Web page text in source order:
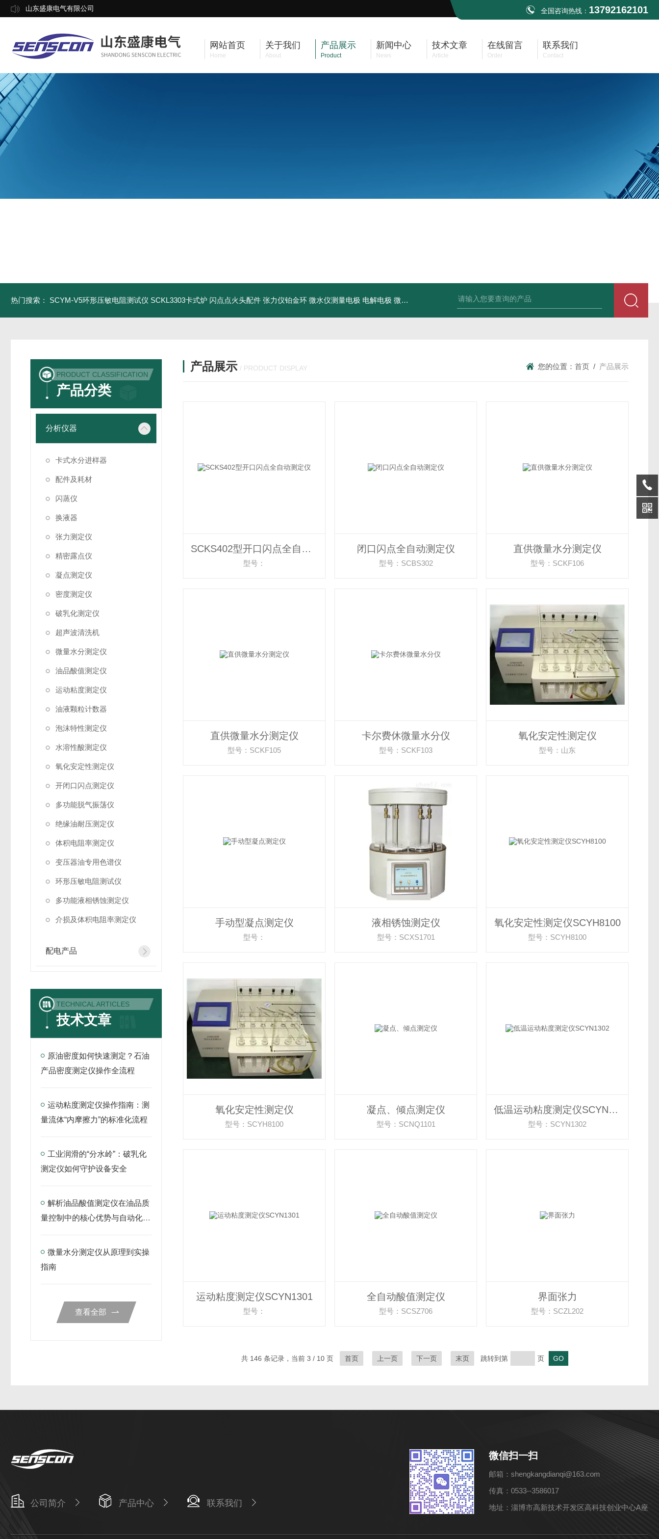
山东盛康电气有限公司 全国咨询热线： 13792162101
网站首页
Home
关于我们
About
产品展示
Product
新闻中心
News
技术文章
Article
在线留言
Order
联系我们
Contact
热门搜索： SCYM-V5环形压敏电阻测试仪 SCKL3303卡式炉 闪点点火头配件 张力仪铂金环 微水仪测量电极 电解电极 微水仪干燥管 张力测定仪样品杯玻璃杯 酸值测定仪中和液萃取液 微水仪电解液
PRODUCT CLASSIFICATION
产品分类
分析仪器
卡式水分进样器
配件及耗材
闪蒸仪
换液器
张力测定仪
精密露点仪
凝点测定仪
密度测定仪
破乳化测定仪
超声波清洗机
微量水分测定仪
油品酸值测定仪
运动粘度测定仪
油液颗粒计数器
泡沫特性测定仪
水溶性酸测定仪
氧化安定性测定仪
开闭口闪点测定仪
多功能脱气振荡仪
绝缘油耐压测定仪
体积电阻率测定仪
变压器油专用色谱仪
环形压敏电阻测试仪
多功能液相锈蚀测定仪
介损及体积电阻率测定仪
配电产品
TECHNICAL ARTICLES
技术文章
原油密度如何快速测定？石油
产品密度测定仪操作全流程
运动粘度测定仪操作指南：测
量流体“内摩擦力”的标准化流程
工业润滑的“分水岭”：破乳化
测定仪如何守护设备安全
解析油品酸值测定仪在油品质
量控制中的核心优势与自动化操
微量水分测定仪从原理到实操
指南
查看全部
产品展示 / PRODUCT DISPLAY 您的位置： 首页 / 产品展示
SCKS402型开口闪点全自动测定仪
型号：
闭口闪点全自动测定仪
型号：SCBS302
直供微量水分测定仪
型号：SCKF106
直供微量水分测定仪
型号：SCKF105
卡尔费休微量水分仪
型号：SCKF103
氧化安定性测定仪
型号：山东
手动型凝点测定仪
型号：
液相锈蚀测定仪
型号：SCXS1701
氧化安定性测定仪SCYH8100
型号：SCYH8100
氧化安定性测定仪
型号：SCYH8100
凝点、倾点测定仪
型号：SCNQ1101
低温运动粘度测定仪SCYN1302
型号：SCYN1302
运动粘度测定仪SCYN1301
型号：
全自动酸值测定仪
型号：SCSZ706
界面张力
型号：SCZL202
共 146 条记录，当前 3 / 10 页 首页 上一页 下一页 末页 跳转到第 页
公司简介 产品中心 联系我们
微信扫一扫
邮箱：shengkangdianqi@163.com
传真：0533--3586017
地址：淄博市高新技术开发区高科技创业中心A座